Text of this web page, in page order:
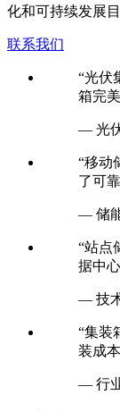
化和可持续发展目
联系我们
“光伏
箱完
— 光
“移动
了可
— 储
“站点
据中
— 技
“集装
装成
— 行